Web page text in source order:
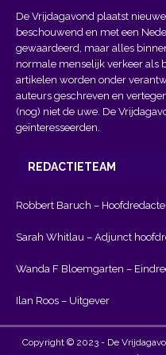
De Vrijdagavond plaatst
beschouwend en met een
gewaardeerd, maar alles
normale menselijk verkeer als
artikelen worden onder
auteurs geschreven en
(nog) niet de uwe. De
geïnteresseerden.
REDACTIETEAM
Robbert Baruch –
Sarah Whitlau – Adjunct
Wanda F Bloemgarten –
Ilan Roos – Uitgever
Copyright © 2023 - De